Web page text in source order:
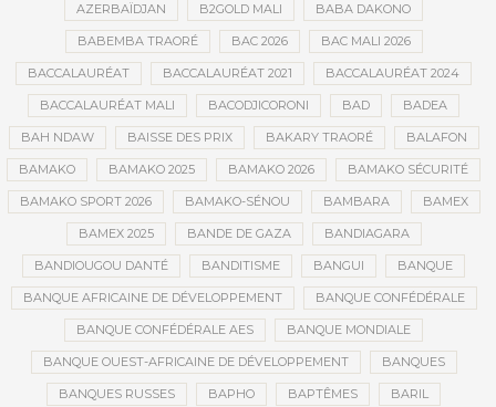
AZERBAÏDJAN B2GOLD MALI BABA DAKONO
BABEMBA TRAORÉ BAC 2026 BAC MALI 2026
BACCALAURÉAT BACCALAURÉAT 2021 BACCALAURÉAT 2024
BACCALAURÉAT MALI BACODJICORONI BAD BADEA
BAH NDAW BAISSE DES PRIX BAKARY TRAORÉ BALAFON
BAMAKO BAMAKO 2025 BAMAKO 2026 BAMAKO SÉCURITÉ
BAMAKO SPORT 2026 BAMAKO-SÉNOU BAMBARA BAMEX
BAMEX 2025 BANDE DE GAZA BANDIAGARA
BANDIOUGOU DANTÉ BANDITISME BANGUI BANQUE
BANQUE AFRICAINE DE DÉVELOPPEMENT BANQUE CONFÉDÉRALE
BANQUE CONFÉDÉRALE AES BANQUE MONDIALE
BANQUE OUEST-AFRICAINE DE DÉVELOPPEMENT BANQUES
BANQUES RUSSES BAPHO BAPTÊMES BARIL